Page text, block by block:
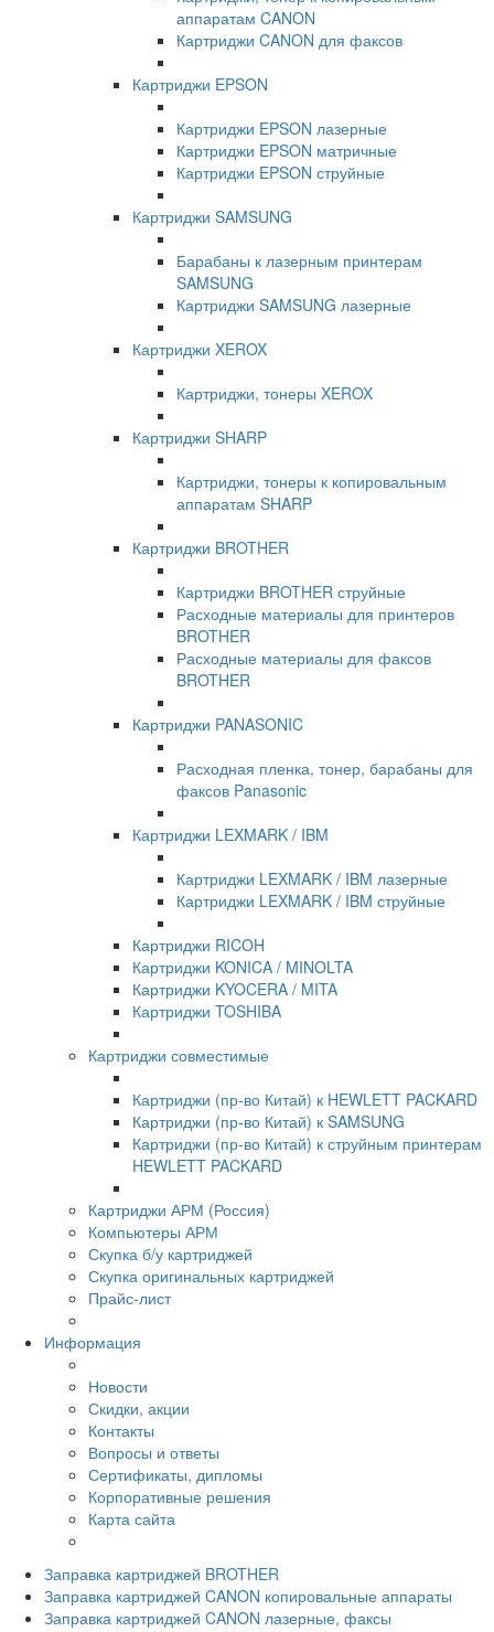
аппаратам CANON
Картриджи CANON для факсов
Картриджи EPSON
Картриджи EPSON лазерные
Картриджи EPSON матричные
Картриджи EPSON струйные
Картриджи SAMSUNG
Барабаны к лазерным принтерам
SAMSUNG
Картриджи SAMSUNG лазерные
Картриджи XEROX
Картриджи, тонеры XEROX
Картриджи SHARP
Картриджи, тонеры к копировальным
аппаратам SHARP
Картриджи BROTHER
Картриджи BROTHER струйные
Расходные материалы для принтеров
BROTHER
Расходные материалы для факсов
BROTHER
Картриджи PANASONIC
Расходная пленка, тонер, барабаны для
факсов Panasonic
Картриджи LEXMARK / IBM
Картриджи LEXMARK / IBM лазерные
Картриджи LEXMARK / IBM струйные
Картриджи RICOH
Картриджи KONICA / MINOLTA
Картриджи KYOCERA / MITA
Картриджи TOSHIBA
Картриджи совместимые
Картриджи (пр-во Китай) к HEWLETT PACKARD
Картриджи (пр-во Китай) к SAMSUNG
Картриджи (пр-во Китай) к струйным принтерам
HEWLETT PACKARD
Картриджи АРМ (Россия)
Компьютеры АРМ
Скупка б/у картриджей
Скупка оригинальных картриджей
Прайс-лист
Информация
Новости
Скидки, акции
Контакты
Вопросы и ответы
Сертификаты, дипломы
Корпоративные решения
Карта сайта
Заправка картриджей BROTHER
Заправка картриджей CANON копировальные аппараты
Заправка картриджей CANON лазерные, факсы